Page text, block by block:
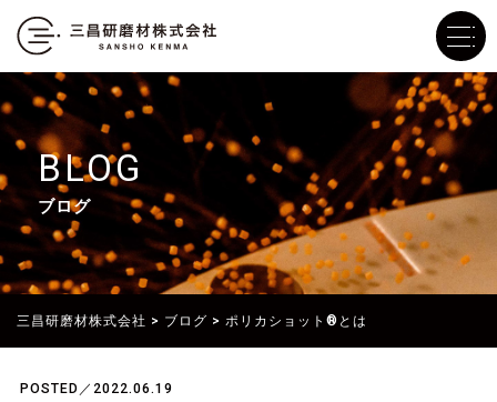
BLOG
ブログ
三昌研磨材株式会社 > ブログ > ポリカショット®とは
POSTED／2022.06.19